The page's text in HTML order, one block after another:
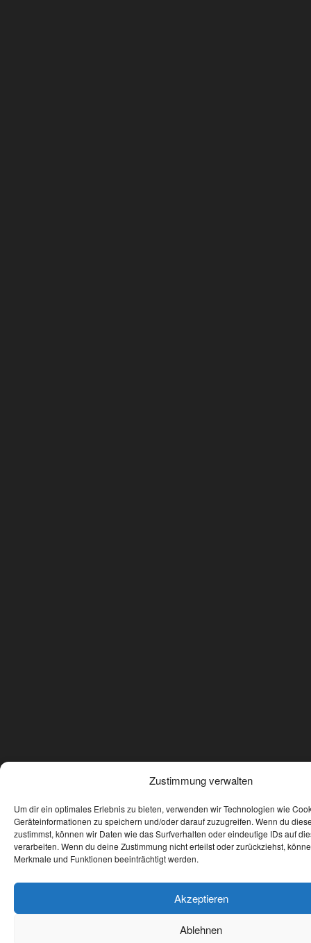
Zustimmung verwalten
Um dir ein optimales Erlebnis zu bieten, verwenden wir Technologien wie
Geräteinformationen zu speichern und/oder darauf zuzugreifen. Wenn du
zustimmst, können wir Daten wie das Surfverhalten oder eindeutige IDs auf
verarbeiten. Wenn du deine Zustimmung nicht erteilst oder zurückziehst,
Merkmale und Funktionen beeinträchtigt werden.
Akzeptieren
Ablehnen